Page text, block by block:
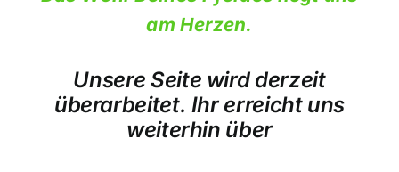
am Herzen.
Unsere Seite wird derzeit
überarbeitet. Ihr erreicht uns
weiterhin über